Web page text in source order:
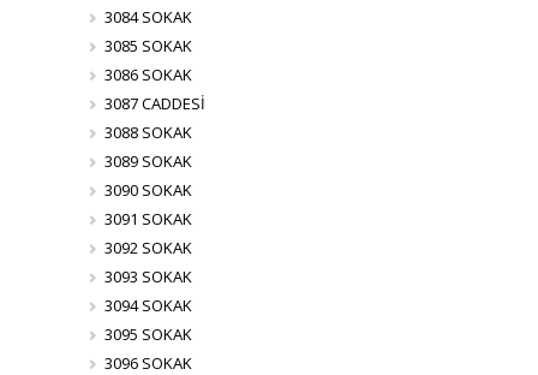
3084 SOKAK
3085 SOKAK
3086 SOKAK
3087 CADDESİ
3088 SOKAK
3089 SOKAK
3090 SOKAK
3091 SOKAK
3092 SOKAK
3093 SOKAK
3094 SOKAK
3095 SOKAK
3096 SOKAK